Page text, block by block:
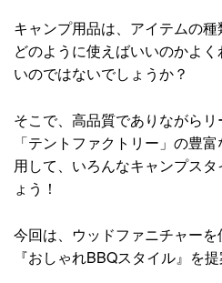
キャンプ用品は、アイテムの
どのように使えばいいのかよ
いのではないでしょうか？
そこで、高品質でありながら
「テントファクトリー」の豊
用して、いろんなキャンプス
ょう！
今回は、ウッドファニチャー
『おしゃれBBQスタイル』を提